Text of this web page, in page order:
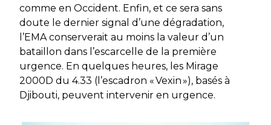
comme en Occident. Enfin, et ce sera sans
doute le dernier signal d’une dégradation,
l’EMA conserverait au moins la valeur d’un
bataillon dans l’escarcelle de la première
urgence. En quelques heures, les Mirage
2000D du 4.33 (l’escadron « Vexin »), basés à
Djibouti, peuvent intervenir en urgence.